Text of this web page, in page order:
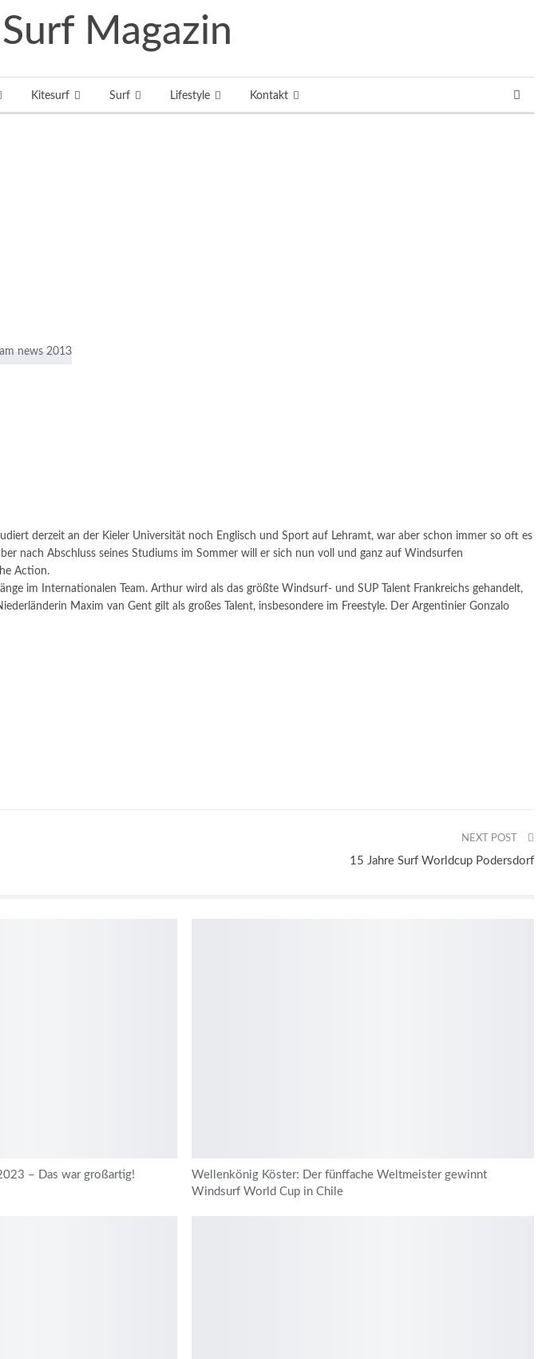
Kitesurf Surf Lifestyle Kontakt
derzeit an der Kieler Universität noch Englisch und Sport auf Lehramt, war aber schon immer so oft es
nach Abschluss seines Studiums im Sommer will er sich nun voll und ganz auf Windsurfen
Action.
im Internationalen Team. Arthur wird als das größte Windsurf- und SUP Talent Frankreichs gehandelt,
Maxim van Gent gilt als großes Talent, insbesondere im Freestyle. Der Argentinier Gonzalo
NEXT POST
15 Jahre Surf Worldcup Podersdorf
– Das war großartig!
Wellenkönig Köster: Der fünffache Weltmeister gewinnt
Windsurf World Cup in Chile